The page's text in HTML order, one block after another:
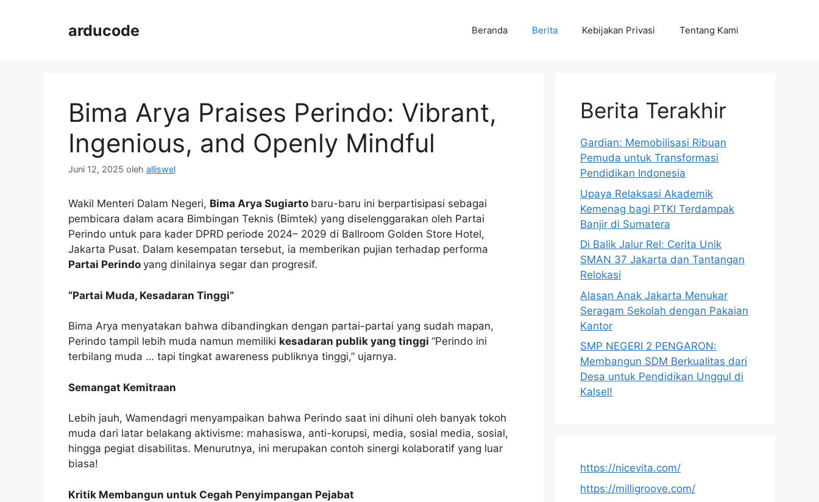
arducode Beranda Berita Kebijakan Privasi Tentang Kami
Bima Arya Praises Perindo: Vibrant,
Ingenious, and Openly Mindful
Juni 12, 2025 oleh alliswel
Wakil Menteri Dalam Negeri, Bima Arya Sugiarto baru-baru ini berpartisipasi sebagai
pembicara dalam acara Bimbingan Teknis (Bimtek) yang diselenggarakan oleh Partai
Perindo untuk para kader DPRD periode 2024– 2029 di Ballroom Golden Store Hotel,
Jakarta Pusat. Dalam kesempatan tersebut, ia memberikan pujian terhadap performa
Partai Perindo yang dinilainya segar dan progresif.
“Partai Muda, Kesadaran Tinggi”
Bima Arya menyatakan bahwa dibandingkan dengan partai-partai yang sudah mapan,
Perindo tampil lebih muda namun memiliki kesadaran publik yang tinggi “Perindo ini
terbilang muda … tapi tingkat awareness publiknya tinggi,” ujarnya.
Semangat Kemitraan
Lebih jauh, Wamendagri menyampaikan bahwa Perindo saat ini dihuni oleh banyak tokoh
muda dari latar belakang aktivisme: mahasiswa, anti-korupsi, media, sosial media, sosial,
hingga pegiat disabilitas. Menurutnya, ini merupakan contoh sinergi kolaboratif yang luar
biasa!
Kritik Membangun untuk Cegah Penyimpangan Pejabat
Berita Terakhir
Gardian: Memobilisasi Ribuan
Pemuda untuk Transformasi
Pendidikan Indonesia
Upaya Relaksasi Akademik
Kemenag bagi PTKI Terdampak
Banjir di Sumatera
Di Balik Jalur Rel: Cerita Unik
SMAN 37 Jakarta dan Tantangan
Relokasi
Alasan Anak Jakarta Menukar
Seragam Sekolah dengan Pakaian
Kantor
SMP NEGERI 2 PENGARON:
Membangun SDM Berkualitas dari
Desa untuk Pendidikan Unggul di
Kalsel!
https://nicevita.com/
https://milligroove.com/